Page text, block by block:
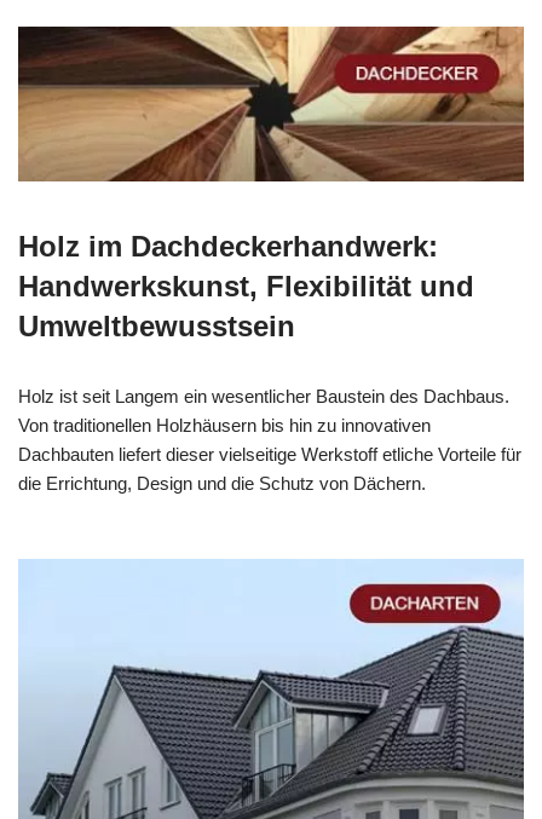
Holz im Dachdeckerhandwerk:
Handwerkskunst, Flexibilität und
Umweltbewusstsein
Holz ist seit Langem ein wesentlicher Baustein des Dachbaus.
Von traditionellen Holzhäusern bis hin zu innovativen
Dachbauten liefert dieser vielseitige Werkstoff etliche Vorteile für
die Errichtung, Design und die Schutz von Dächern.